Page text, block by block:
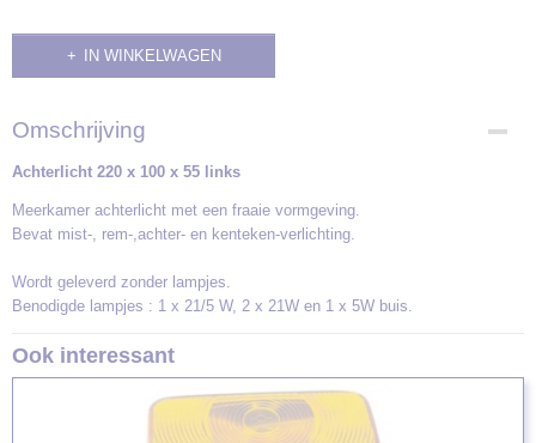
IN WINKELWAGEN
Omschrijving
Achterlicht 220 x 100 x 55 links
Meerkamer achterlicht met een fraaie vormgeving.
Bevat mist-, rem-,achter- en kenteken-verlichting.
Wordt geleverd zonder lampjes.
Benodigde lampjes : 1 x 21/5 W, 2 x 21W en 1 x 5W buis.
Ook interessant